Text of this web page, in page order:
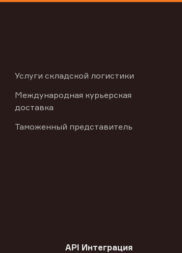
Услуги складской логистики
Международная курьерская
доставка
Таможенный представитель
API Интеграция